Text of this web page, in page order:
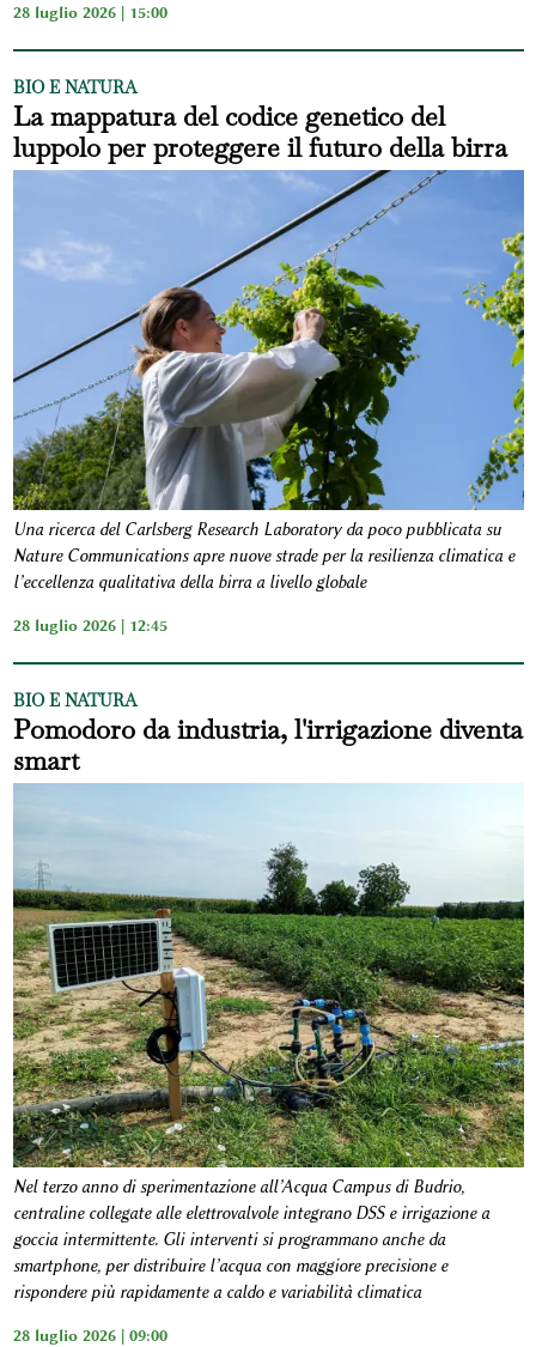
28 luglio 2026 | 15:00
BIO E NATURA
La mappatura del codice genetico del
luppolo per proteggere il futuro della birra
Una ricerca del Carlsberg Research Laboratory da poco pubblicata su
Nature Communications apre nuove strade per la resilienza climatica e
l’eccellenza qualitativa della birra a livello globale
28 luglio 2026 | 12:45
BIO E NATURA
Pomodoro da industria, l'irrigazione diventa
smart
Nel terzo anno di sperimentazione all’Acqua Campus di Budrio,
centraline collegate alle elettrovalvole integrano DSS e irrigazione a
goccia intermittente. Gli interventi si programmano anche da
smartphone, per distribuire l’acqua con maggiore precisione e
rispondere più rapidamente a caldo e variabilità climatica
28 luglio 2026 | 09:00